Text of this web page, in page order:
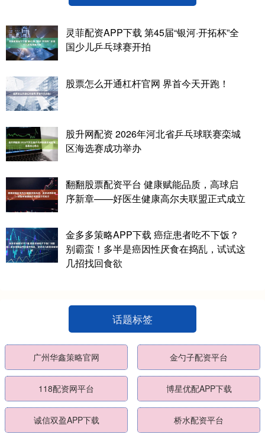
灵菲配资APP下载 第45届“银河·开拓杯”全
国少儿乒乓球赛开拍
股票怎么开通杠杆官网 界首今天开跑！
股升网配资 2026年河北省乒乓球联赛栾城
区海选赛成功举办
翻翻股票配资平台 健康赋能品质，高球启
序新章——好医生健康高尔夫联盟正式成立
金多多策略APP下载 癌症患者吃不下饭？
别霸蛮！多半是癌因性厌食在捣乱，试试这
几招找回食欲
话题标签
广州华鑫策略官网 金勺子配资平台
118配资网平台 博星优配APP下载
诚信双盈APP下载 桥水配资平台